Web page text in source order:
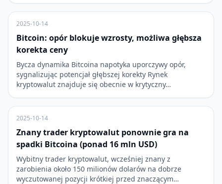
2025-10-14
Bitcoin: opór blokuje wzrosty, możliwa głębsza
korekta ceny
Bycza dynamika Bitcoina napotyka uporczywy opór,
sygnalizując potencjał głębszej korekty Rynek
kryptowalut znajduje się obecnie w krytyczny…
2025-10-14
Znany trader kryptowalut ponownie gra na
spadki Bitcoina (ponad 16 mln USD)
Wybitny trader kryptowalut, wcześniej znany z
zarobienia około 150 milionów dolarów na dobrze
wyczutowanej pozycji krótkiej przed znaczącym…